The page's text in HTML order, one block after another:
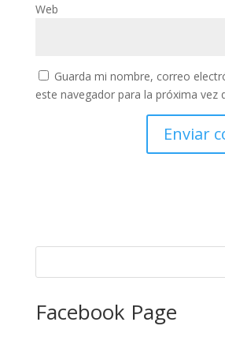
Web
Guarda mi nombre, correo
este navegador para la próxima vez
Facebook Page